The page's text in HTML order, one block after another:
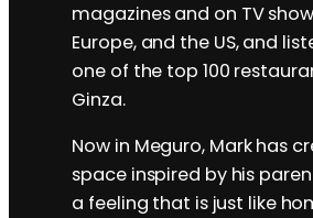
magazines and on TV
Europe, and the US, and
one of the top 100
Ginza.
Now in Meguro, Mark has
space inspired by his
a feeling that is just like